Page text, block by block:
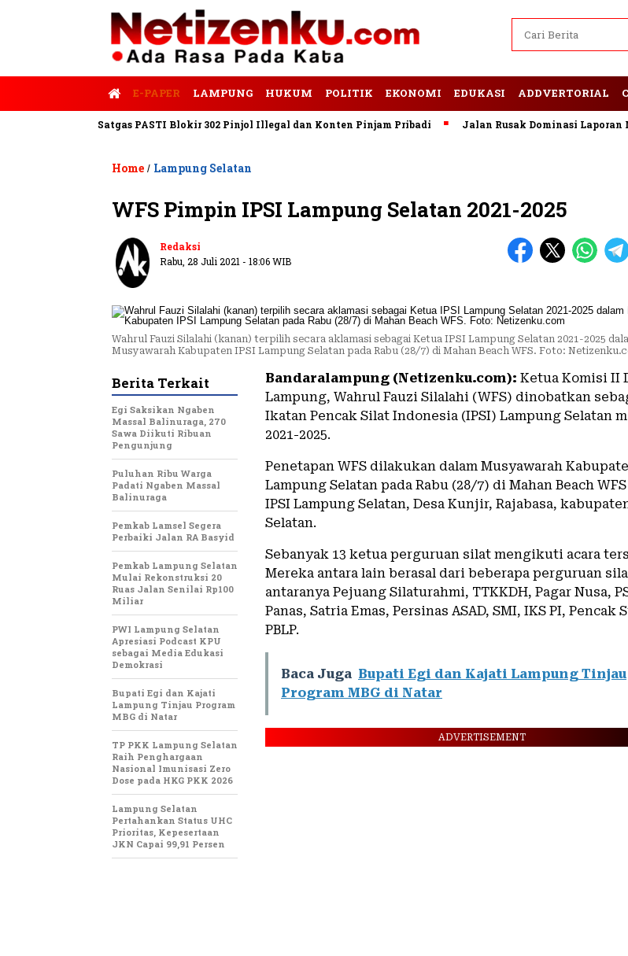
E-PAPER LAMPUNG HUKUM POLITIK EKONOMI EDUKASI ADDVERTORIAL
Satgas PASTI Blokir 302 Pinjol Illegal dan Konten Pinjam Pribadi Jalan Rusak Dominasi Laporan
Home / Lampung Selatan
WFS Pimpin IPSI Lampung Selatan 2021-2025
Redaksi
Rabu, 28 Juli 2021 - 18:06 WIB
Wahrul Fauzi Silalahi (kanan) terpilih secara aklamasi sebagai Ketua IPSI Lampung Selatan 2021-2025
Musyawarah Kabupaten IPSI Lampung Selatan pada Rabu (28/7) di Mahan Beach WFS. Foto:
Bandaralampung (Netizenku.com): Ketua Komisi II
Lampung, Wahrul Fauzi Silalahi (WFS) dinobatkan
Ikatan Pencak Silat Indonesia (IPSI) Lampung Selatan
2021-2025.
Penetapan WFS dilakukan dalam Musyawarah
Lampung Selatan pada Rabu (28/7) di Mahan Beach
IPSI Lampung Selatan, Desa Kunjir, Rajabasa,
Selatan.
Sebanyak 13 ketua perguruan silat mengikuti acara
Mereka antara lain berasal dari beberapa perguruan
antaranya Pejuang Silaturahmi, TTKKDH, Pagar Nusa,
Panas, Satria Emas, Persinas ASAD, SMI, IKS PI, Pencak
PBLP.
Baca Juga Bupati Egi dan Kajati Lampung Tinjau
Program MBG di Natar
ADVERTISEMENT
Berita Terkait
Egi Saksikan Ngaben
Massal Balinuraga, 270
Sawa Diikuti Ribuan
Pengunjung
Puluhan Ribu Warga
Padati Ngaben Massal
Balinuraga
Pemkab Lamsel Segera
Perbaiki Jalan RA Basyid
Pemkab Lampung Selatan
Mulai Rekonstruksi 20
Ruas Jalan Senilai Rp100
Miliar
PWI Lampung Selatan
Apresiasi Podcast KPU
sebagai Media Edukasi
Demokrasi
Bupati Egi dan Kajati
Lampung Tinjau Program
MBG di Natar
TP PKK Lampung Selatan
Raih Penghargaan
Nasional Imunisasi Zero
Dose pada HKG PKK 2026
Lampung Selatan
Pertahankan Status UHC
Prioritas, Kepesertaan
JKN Capai 99,91 Persen